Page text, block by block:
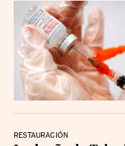
RESTAURACIÓN